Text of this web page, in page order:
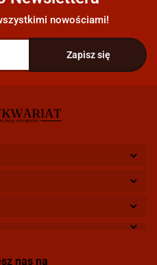
nowościami!
nas na